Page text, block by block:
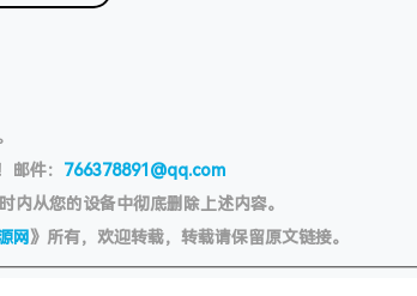
件： 766378891@qq.com
内从您的设备中彻底删除上述内容。
网》所有，欢迎转载，转载请保留原文链接。